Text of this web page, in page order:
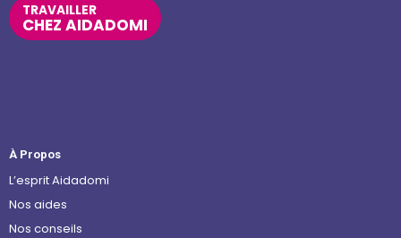
TRAVAILLER
CHEZ AIDADOMI
À Propos
L’esprit Aidadomi
Nos aides
Nos conseils